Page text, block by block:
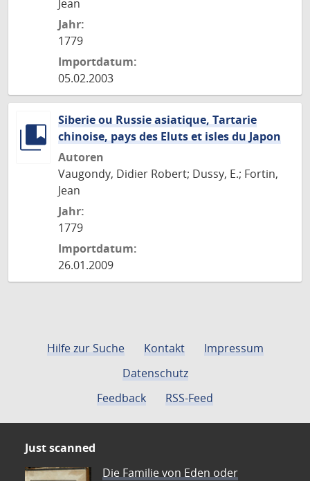
Jean
Jahr:
1779
Importdatum:
05.02.2003
Siberie ou Russie asiatique, Tartarie
chinoise, pays des Eluts et isles du Japon
Autoren
Vaugondy, Didier Robert; Dussy, E.; Fortin,
Jean
Jahr:
1779
Importdatum:
26.01.2009
Hilfe zur Suche Kontakt
Impressum
Datenschutz
Feedback
RSS-Feed
Just scanned
Die Familie von Eden oder